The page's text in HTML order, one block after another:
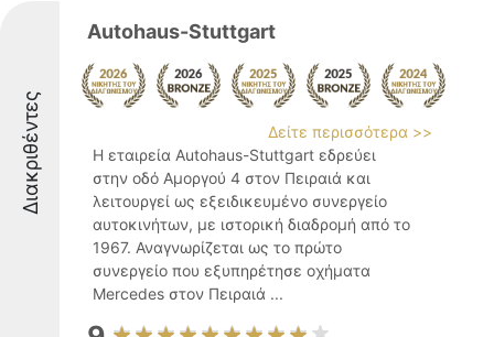
Διακριθέντες
Autohaus-Stuttgart
Δείτε περισσότερα >>
Η εταιρεία Autohaus-Stuttgart εδρεύει
στην οδό Αμοργού 4 στον Πειραιά και
λειτουργεί ως εξειδικευμένο συνεργείο
αυτοκινήτων, με ιστορική διαδρομή από το
1967. Αναγνωρίζεται ως το πρώτο
συνεργείο που εξυπηρέτησε οχήματα
Mercedes στον Πειραιά ...